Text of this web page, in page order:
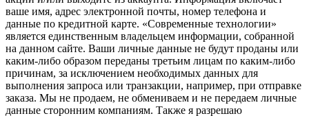
ваше имя, адрес электронной почты, номер телефона и
данные по кредитной карте. «Современные технологии»
является единственным владельцем информации, собранной
на данном сайте. Ваши личные данные не будут проданы или
каким-либо образом переданы третьим лицам по каким-либо
причинам, за исключением необходимых данных для
выполнения запроса или транзакции, например, при отправке
заказа. Мы не продаем, не обмениваем и не передаем личные
данные сторонним компаниям. Также я разрешаю